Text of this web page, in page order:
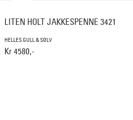
LITEN HOLT JAKKESPENNE 3421
HELLES GULL & SØLV
Kr 4580,-